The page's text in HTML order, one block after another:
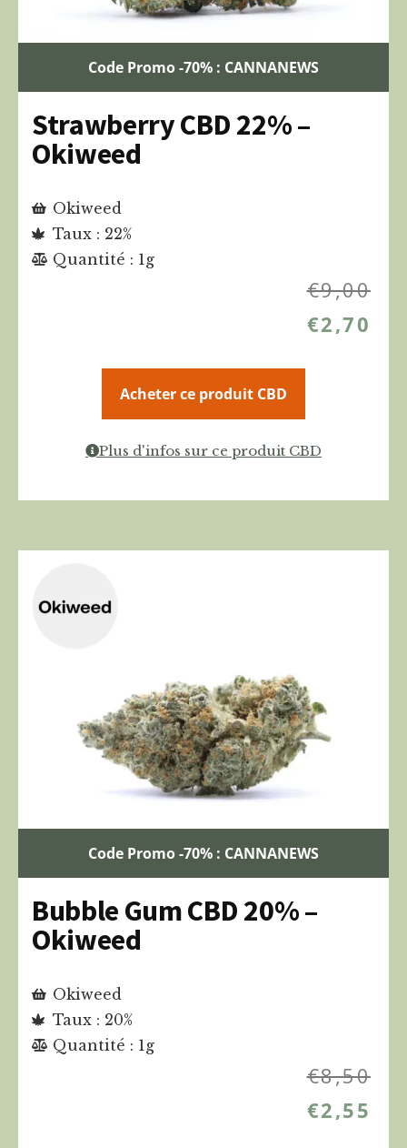
Code Promo -70% : CANNANEWS
Strawberry CBD 22% –
Okiweed
Okiweed
Taux : 22%
Quantité : 1g
€9,00
€2,70
Acheter ce produit CBD
Plus d'infos sur ce produit CBD
Code Promo -70% : CANNANEWS
Bubble Gum CBD 20% –
Okiweed
Okiweed
Taux : 20%
Quantité : 1g
€8,50
€2,55